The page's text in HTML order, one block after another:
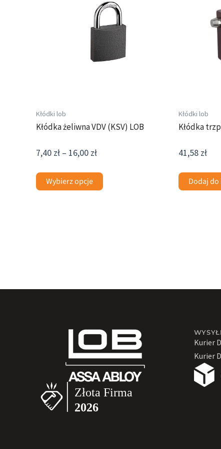
Kłódki lob
Kłódka żeliwna VDV (KSV) LOB
7,40 zł – 16,00 zł
do
16,00 zł
Wybierz opcje
Kłódki lob
Kłódka
41,58 zł
Dodaj do
Kurier
Kurier